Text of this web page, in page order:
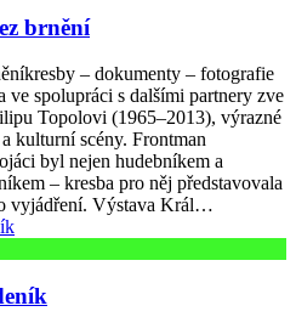
brnění
– dokumenty – fotografie
spolupráci s dalšími partnery zve
Topolovi (1965–2013), výrazné
kulturní scény. Frontman
byl nejen hudebníkem a
– kresba pro něj představovala
vyjádření. Výstava Král…